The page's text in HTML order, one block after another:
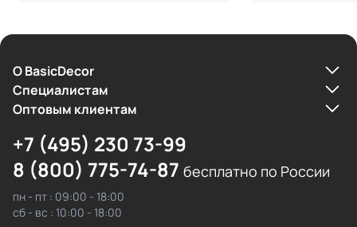
О BasicDecor
Cпециалистам
Оптовым клиентам
+7 (495) 230 73-99
8 (800) 775-74-87 бесплатно по России
пн - пт : 09:00 - 18:00
сб - вс : 10:00 - 18:00